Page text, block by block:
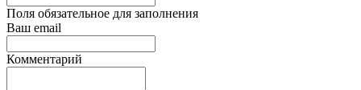
Поля обязательное для заполнения
Ваш email
Комментарий